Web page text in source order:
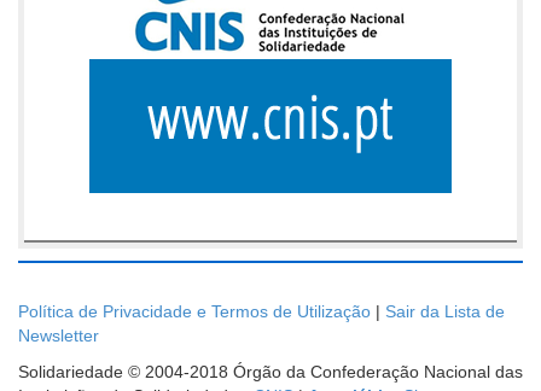
Política de Privacidade e Termos de Utilização | Sair da Lista de
Newsletter
Solidariedade © 2004-2018 Órgão da Confederação Nacional das